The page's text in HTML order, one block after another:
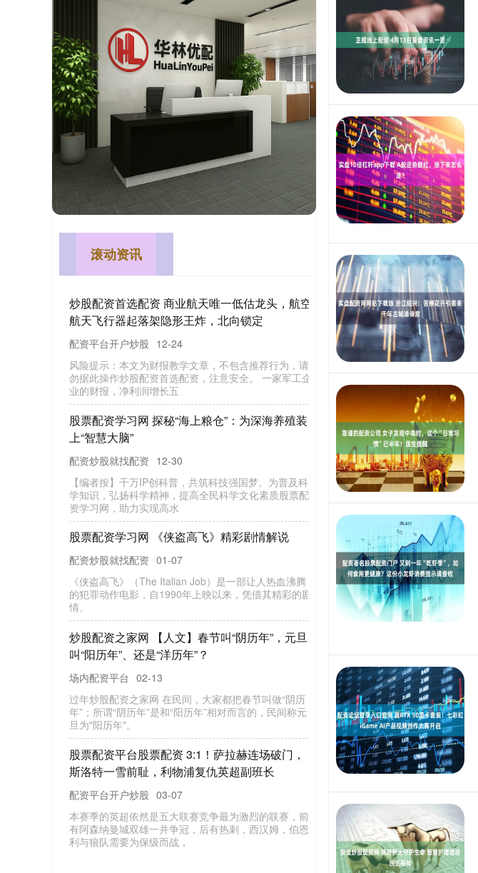
滚动资讯
怎么配资炒配资网 不只是足球！巴西造出全球最
强中型运输机？C-390如何从洛克希德口中“抢
1. 绪论：全球战术空运的范式转移怎么配资炒配资网
1.1 被打破的半个世纪宁静 自20世纪50年代洛克希德公
司的C-1
股票配资开户流程 高才通近半人弃签，香港身份
烂尾了？真相没那么简单
场内配资平台 02-05
最近刷手机的时候股票配资开户流程，“香港身份烂尾
潮”这几个字几乎霸占了各大平台的热搜。评论区里一
片哀嚎，有人说早知道就不
股票线上配资网 美以对伊朗发动为期四天联合打
击 伊朗最高领袖办公室附近遭袭
配资平台开户炒股 02-28
日，以色列国防部长表示，以色列对伊朗发动了先发制
人的打击，并宣布全国进
炒股配资首选配资 一代传奇谢幕：“中国金王” 陈
景河卸任紫金矿业董事长
配资平台开户炒股 11-30
首选配资，一代传奇“中国金王”陈景河正式功成身退。
1
全国炒股配资门户 2025年12月14日全国主要批